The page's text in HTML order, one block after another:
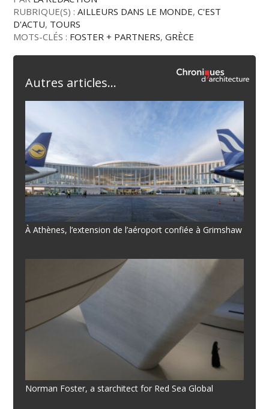
RUBRIQUE(S) :AILLEURS DANS LE MONDE,C'EST
D'ACTU, TOURS
MOTS-CLÉS : FOSTER + PARTNERS,GRÈCE
Autres articles...
À Athènes, l’extension de l’aéroport confiée à Grimshaw
Norman Foster, a starchitect for Red Sea Global